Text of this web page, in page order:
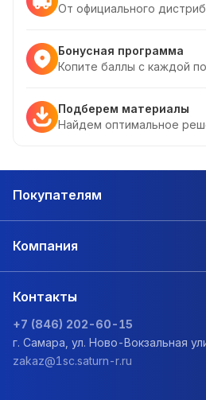
От официального
Бонусная программа
Копите баллы с каждой
Подберем материалы
Найдем оптимальное
Покупателям
Компания
Контакты
+7 (846) 202-60-15
г. Самара, ул. Ново-Вокзальная
zakaz@1sc.saturn-r.ru